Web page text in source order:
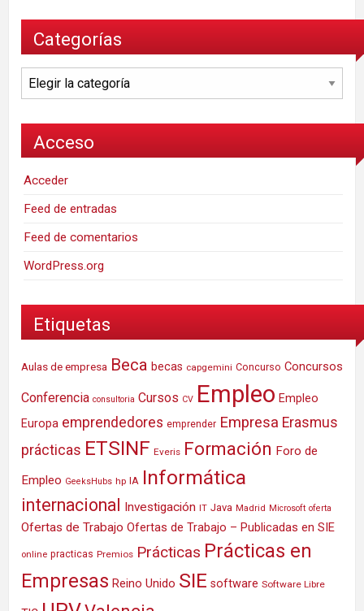
Categorías
Categorías
Acceso
Acceder
Feed de entradas
Feed de comentarios
WordPress.org
Etiquetas
Aulas de empresa Beca becas capgemini Concurso Concursos
Conferencia consultoria Cursos CV Empleo Empleo
Europa emprendedores emprender Empresa Erasmus
prácticas ETSINF Everis Formación Foro de
Empleo GeeksHubs hp IA Informática
internacional Investigación IT Java Madrid Microsoft oferta
Ofertas de Trabajo Ofertas de Trabajo – Publicadas en SIE
online practicas Premios Prácticas Prácticas en
Empresas Reino Unido SIE software Software Libre